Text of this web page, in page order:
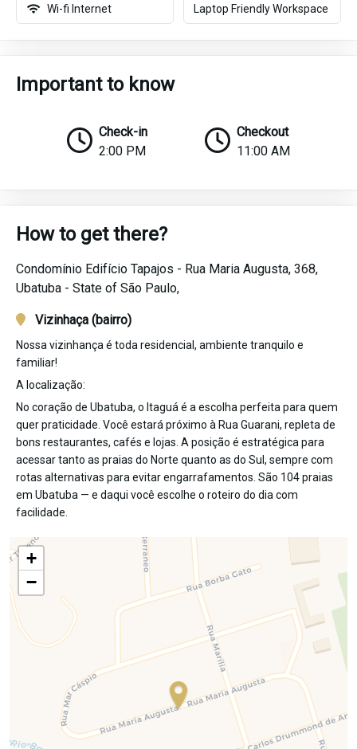
Wi-fi Internet Laptop Friendly Workspace
Important to know
Check-in
2:00 PM
Checkout
11:00 AM
How to get there?
Condomínio Edifício Tapajos - Rua Maria Augusta, 368,
Ubatuba - State of São Paulo,
Vizinhaça (bairro)
Nossa vizinhança é toda residencial, ambiente tranquilo e
familiar!
A localização:
No coração de Ubatuba, o Itaguá é a escolha perfeita para quem
quer praticidade. Você estará próximo à Rua Guarani, repleta de
bons restaurantes, cafés e lojas. A posição é estratégica para
acessar tanto as praias do Norte quanto as do Sul, sempre com
rotas alternativas para evitar engarrafamentos. São 104 praias
em Ubatuba — e daqui você escolhe o roteiro do dia com
facilidade.
+
−